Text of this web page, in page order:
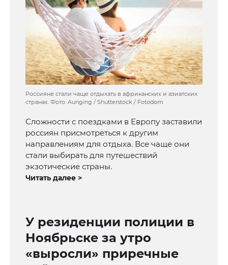
Россияне стали чаще отдыхать в африканских и азиатских
странах. Фото: Aunging / Shutterstock / Fotodom
Сложности с поездками в Европу заставили
россиян присмотреться к другим
направлениям для отдыха. Все чаще они
стали выбирать для путешествий
экзотические страны.
Читать далее >
У резиденции полиции в
Ноябрьске за утро
«выросли» приречные